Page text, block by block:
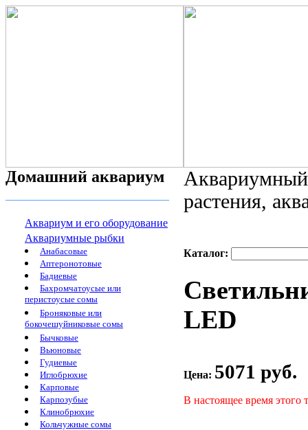
Домашний аквариум
Аквариум и его оборудование
Аквариумные рыбки
Анабасовые
Аптеронотовые
Бадиевые
Бахромчатоусые или
перистоусые сомы
Броняковые или
бокочешуйниковые сомы
Бычковые
Вьюновые
Гудиевые
Иглобрюхие
Карповые
Карпозубые
Клинобрюхие
Кольчужные сомы
растения,
Каталог:
LED
Цена: 5071 руб.
В настоящее время этого